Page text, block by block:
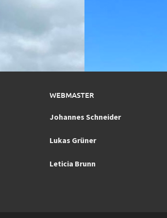
WEBMASTER
Johannes Schneider
Lukas Grüner
Leticia Brunn